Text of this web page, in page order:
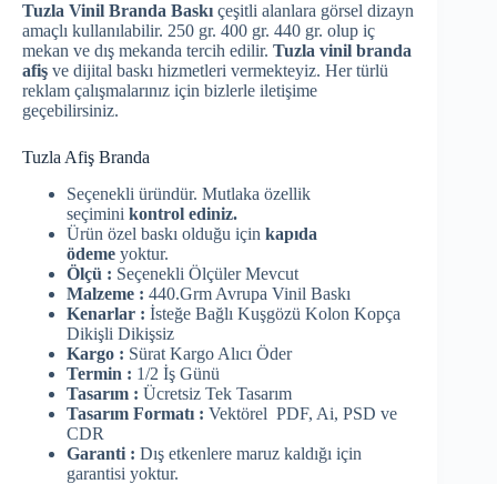
Tuzla Vinil Branda Baskı çeşitli alanlara görsel dizayn
amaçlı kullanılabilir. 250 gr. 400 gr. 440 gr. olup iç
mekan ve dış mekanda tercih edilir. Tuzla vinil branda
afiş ve dijital baskı hizmetleri vermekteyiz. Her türlü
reklam çalışmalarınız için bizlerle iletişime
geçebilirsiniz.
Tuzla Afiş Branda
Seçenekli üründür. Mutlaka özellik
seçimini kontrol ediniz.
Ürün özel baskı olduğu için kapıda
ödeme yoktur.
Ölçü : Seçenekli Ölçüler Mevcut
Malzeme : 440.Grm Avrupa Vinil Baskı
Kenarlar : İsteğe Bağlı Kuşgözü Kolon Kopça
Dikişli Dikişsiz
Kargo : Sürat Kargo Alıcı Öder
Termin : 1/2 İş Günü
Tasarım : Ücretsiz Tek Tasarım
Tasarım Formatı : Vektörel PDF, Ai, PSD ve
CDR
Garanti : Dış etkenlere maruz kaldığı için
garantisi yoktur.